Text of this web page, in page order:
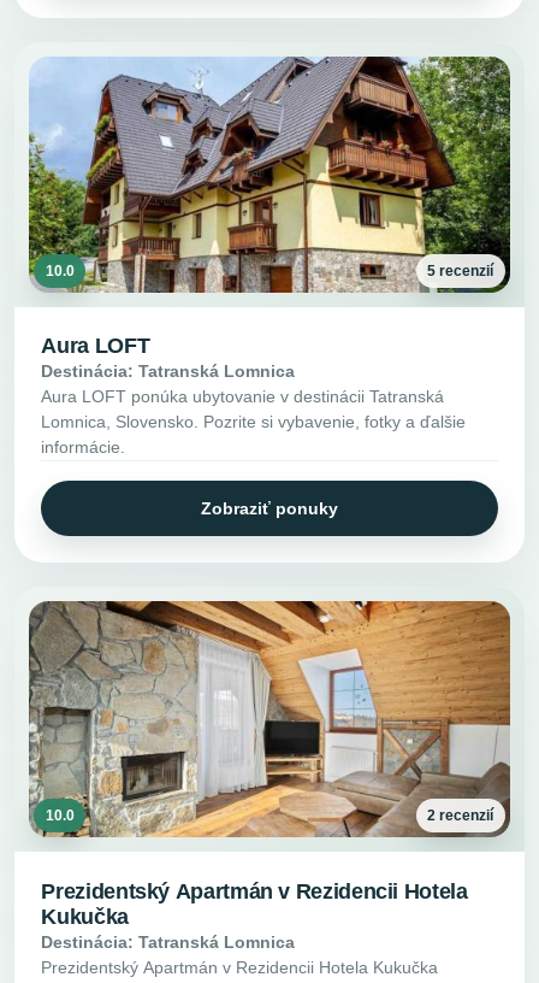
10.0 5 recenzií
Aura LOFT
Destinácia: Tatranská Lomnica
Aura LOFT ponúka ubytovanie v destinácii Tatranská
Lomnica, Slovensko. Pozrite si vybavenie, fotky a ďalšie
informácie.
Zobraziť ponuky
10.0 2 recenzií
Prezidentský Apartmán v Rezidencii Hotela
Kukučka
Destinácia: Tatranská Lomnica
Prezidentský Apartmán v Rezidencii Hotela Kukučka